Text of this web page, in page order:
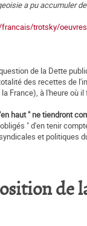
a pu accumuler
trotsky/
de la Dette
des recettes de
France), à l'heure où
haut " ne tiendront
" d'en tenir
et politiques
de